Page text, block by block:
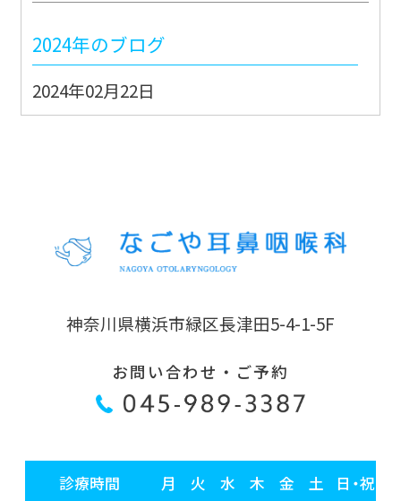
2024年のブログ
2024年02月22日
能登地震JMAT派遣出動②
2022年のブログ
ただ平和のためだけに
2022年06月06日
そこに AI はあるんか？
2022年05月23日
FIRE！
神奈川県横浜市緑区長津田5-4-1-5F
お問い合わせ・ご予約
診療時間 月 火 水 木 金 土 日・祝